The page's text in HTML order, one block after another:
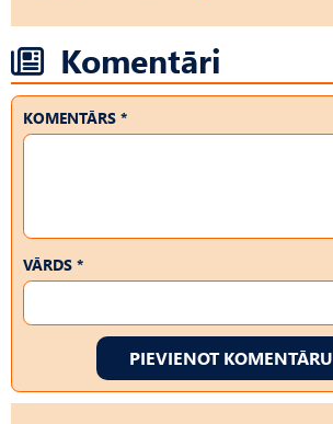
Komentāri
KOMENTĀRS *
VĀRDS *
PIEVIENOT KOMENTĀRU